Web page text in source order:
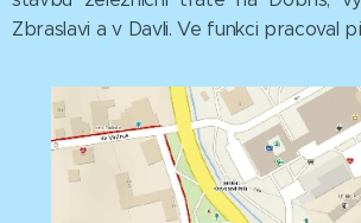
Zbraslavi a v Davli. Ve funkci pracoval